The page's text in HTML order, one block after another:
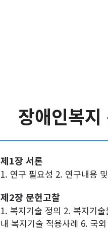
장애인복
제1장 서론
1. 연구 필요성 2. 연구내용
제2장 문헌고찰
1. 복지기술 정의 2. 복지기
내 복지기술 적용사례 6. 국